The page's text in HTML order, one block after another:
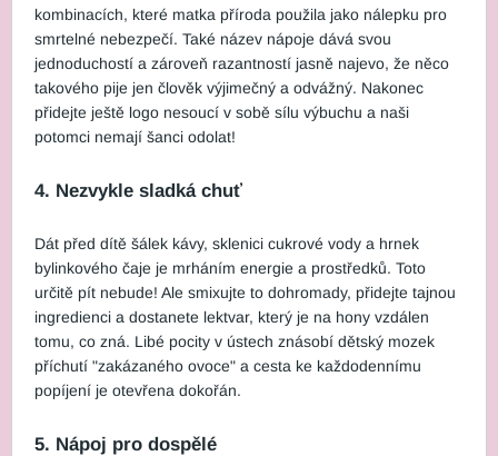
kombinacích, které matka příroda použila jako nálepku pro
smrtelné nebezpečí. Také název nápoje dává svou
jednoduchostí a zároveň razantností jasně najevo, že něco
takového pije jen člověk výjimečný a odvážný. Nakonec
přidejte ještě logo nesoucí v sobě sílu výbuchu a naši
potomci nemají šanci odolat!
4. Nezvykle sladká chuť
Dát před dítě šálek kávy, sklenici cukrové vody a hrnek
bylinkového čaje je mrháním energie a prostředků. Toto
určitě pít nebude! Ale smixujte to dohromady, přidejte tajnou
ingredienci a dostanete lektvar, který je na hony vzdálen
tomu, co zná. Libé pocity v ústech znásobí dětský mozek
příchutí "zakázaného ovoce" a cesta ke každodennímu
popíjení je otevřena dokořán.
5. Nápoj pro dospělé